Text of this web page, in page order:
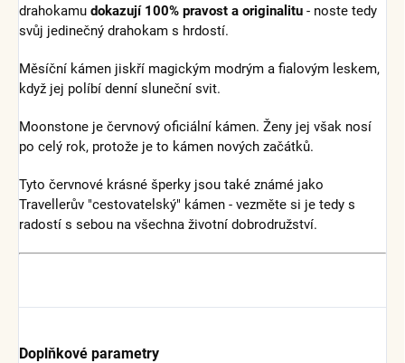
drahokamu dokazují 100% pravost a originalitu - noste tedy
svůj jedinečný drahokam s hrdostí.
Měsíční kámen jiskří magickým modrým a fialovým leskem,
když jej políbí denní sluneční svit.
Moonstone je červnový oficiální kámen. Ženy jej však nosí
po celý rok, protože je to kámen nových začátků.
Tyto červnové krásné šperky jsou také známé jako
Travellerův "cestovatelský" kámen - vezměte si je tedy s
radostí s sebou na všechna životní dobrodružství.
Doplňkové parametry